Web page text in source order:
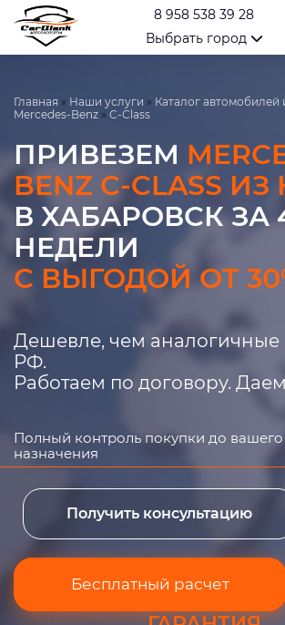
8 958 538 39 28
Выбрать город
Главная » Наши услуги » Каталог автомобилей
Mercedes-Benz » C-Class
ПРИВЕЗЕМ
BENZ C-CLASS
В ХАБАРОВСК ЗА
НЕДЕЛИ
С ВЫГОДОЙ ОТ
Дешевле, чем аналогичные
РФ.
Работаем по договору.
Полный контроль покупки до вашего
назначения
Получить консультацию
Бесплатный расчет